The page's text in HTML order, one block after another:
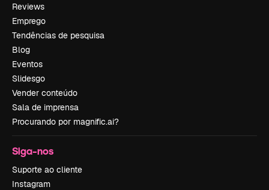
Reviews
Emprego
Tendências de pesquisa
Blog
Eventos
Slidesgo
Vender conteúdo
Sala de imprensa
Procurando por magnific.ai?
Siga-nos
Suporte ao cliente
Instagram